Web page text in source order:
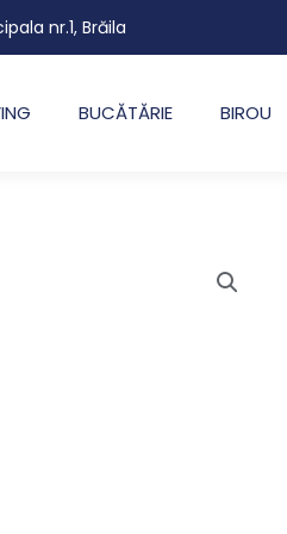
nr.1, Brăila
BUCĂTĂRIE BIROU